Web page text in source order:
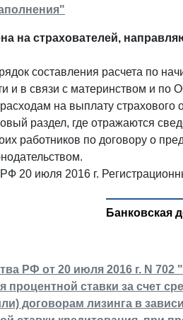
на страхователей,
составления расчета по
и в связи с материнством и по
на выплату
раздел, где отражаются
работников по договору о
20 июля 2016 г.
Банковская
РФ от 20 июля 2016 г. N
процентной ставки за счет
договорам лизинга в